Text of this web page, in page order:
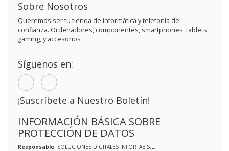
Sobre Nosotros
Queremos ser tu tienda de informática y telefonía de
confianza. Ordenadores, componentes, smartphones, tablets,
gaming, y accesorios
Síguenos en:
¡Suscríbete a Nuestro Boletín!
INFORMACIÓN BÁSICA SOBRE
PROTECCIÓN DE DATOS
Responsable: SOLUCIONES DIGITALES INFORTAB S.L.